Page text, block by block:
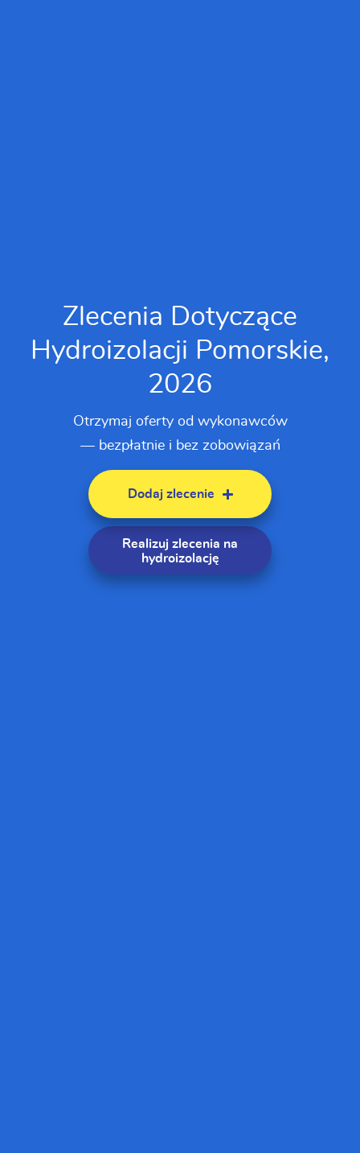
Zlecenia Dotyczące
Hydroizolacji Pomorskie,
2026
Otrzymaj oferty od wykonawców
— bezpłatnie i bez zobowiązań
Dodaj zlecenie
Realizuj zlecenia na
hydroizolację